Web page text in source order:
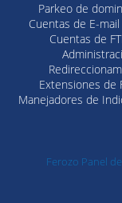
Parkeo de
Cuentas de E-
Cuentas de
Extensiones de
Manejadores de
Ferozo Panel